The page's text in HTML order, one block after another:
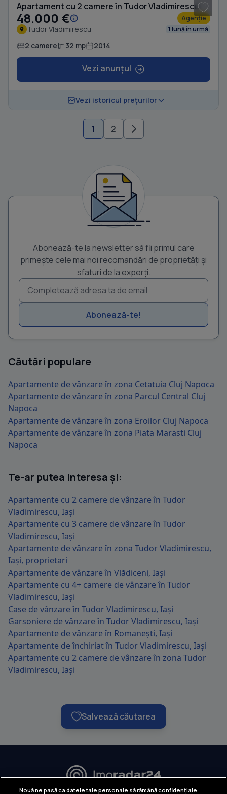
Apartament cu 2 camere în Tudor Vladimirescu
48.000 € Agenție
Tudor Vladimirescu 1 lună în urmă
2 camere 32 mp 2014
Vezi anunțul
Vezi istoricul prețurilor
1 2
Abonează-te la newsletter să fii primul care
primește cele mai noi recomandări de proprietăți și
sfaturi de la experți.
Abonează-te!
Căutări populare
Apartamente de vânzare în zona Cetatuia Cluj Napoca
Apartamente de vânzare în zona Parcul Central Cluj
Napoca
Apartamente de vânzare în zona Eroilor Cluj Napoca
Apartamente de vânzare în zona Piata Marasti Cluj
Napoca
Te-ar putea interesa și:
Apartamente cu 2 camere de vânzare în Tudor
Vladimirescu, Iași
Apartamente cu 3 camere de vânzare în Tudor
Vladimirescu, Iași
Apartamente de vânzare în zona Tudor Vladimirescu,
Iași, proprietari
Apartamente de vânzare în Vlădiceni, Iași
Apartamente cu 4+ camere de vânzare în Tudor
Vladimirescu, Iași
Case de vânzare în Tudor Vladimirescu, Iași
Garsoniere de vânzare în Tudor Vladimirescu, Iași
Apartamente de vânzare în Romanești, Iași
Apartamente de închiriat în Tudor Vladimirescu, Iași
Apartamente cu 2 camere de vânzare în zona Tudor
Vladimirescu, Iași
Salvează căutarea
URMĂREȘTE-NE:
Nouă ne pasă ca datele tale personale să rămână confidențiale